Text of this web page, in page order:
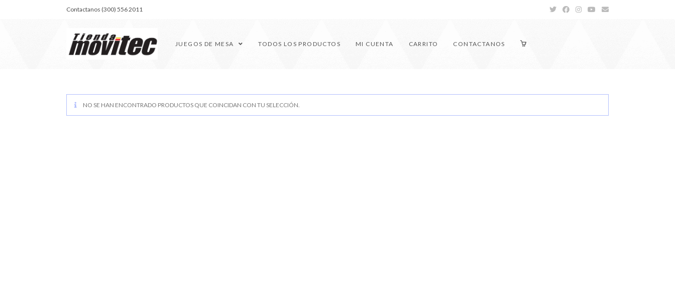
Contactanos (300) 556 2011
JUEGOS DE MESA TODOS LOS PRODUCTOS MI CUENTA CARRITO CONTACTANOS
NO SE HAN ENCONTRADO PRODUCTOS QUE COINCIDAN CON TU SELECCIÓN.